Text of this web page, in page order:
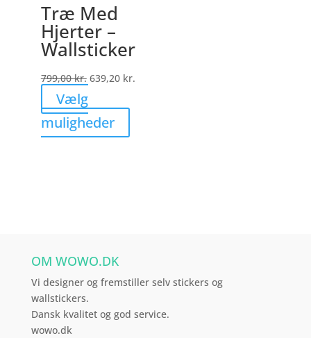
vælges
Træ Med
Hjerter –
Wallsticker
799,00kr. 639,20 kr.
Vælg
muligheder
vare
varesiden
OM WOWO.DK
Vi designer og fremstiller selv stickers og
wallstickers.
Dansk kvalitet og god service.
wowo.dk